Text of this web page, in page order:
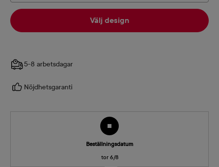
Välj design
5-8 arbetsdagar
Nöjdhetsgaranti
Beställningsdatum
tor 6/8